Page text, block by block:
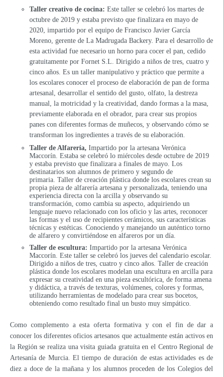
Taller creativo de cocina: Este taller se celebró los martes de
octubre de 2019 y estaba previsto que finalizara en mayo de
2020, impartido por el equipo de Francisco Javier García
Moreno, gerente de La Madrugada Backery. Para el desarrollo de
esta actividad fue necesario un horno para cocer el pan, cedido
gratuitamente por Fornet S.L. Dirigido a niños de tres, cuatro y
cinco años. Es un taller manipulativo y práctico que permite a
los escolares conocer el proceso de elaboración de pan de forma
artesanal, desarrollar el sentido del gusto, olfato, la destreza
manual, la motricidad y la creatividad, dando formas a la masa,
previamente elaborada en el obrador, para crear sus propios
panes con diferentes formas de muñecos, y observando cómo se
transforman los ingredientes a través de su elaboración.
Taller de Alfarería, Impartido por la artesana Verónica
Maccorín. Estaba se celebró lo miércoles desde octubre de 2019
y estaba previsto que finalizara a finales de mayo. Los
destinatarios son alumnos de primero y segundo de
primaria. Taller de creación plástica donde los escolares crean su
propia pieza de alfarería artesana y personalizada, teniendo una
experiencia directa con la arcilla y observando su
transformación, como cambia su aspecto, adquiriendo un
lenguaje nuevo relacionado con los oficio y las artes, reconocer
las formas y el uso de recipientes cerámicos, sus características
técnicas y estéticas. Conociendo y manejando un auténtico torno
de alfarero y convirtiéndose en alfareros por un día.
Taller de escultura: Impartido por la artesana Verónica
Maccorín. Este taller se celebró los jueves del calendario escolar.
Dirigido a niños de tres, cuatro y cinco años. Taller de creación
plástica donde los escolares modelan una escultura en arcilla para
expresar su creatividad en una pieza escultórica, de forma amena
y didáctica, a través de texturas, volúmenes, colores y formas,
utilizando herramientas de modelado para crear sus bocetos,
obteniendo como resultado final un busto muy simpático.
Como complemento a esta oferta formativa y con el fin de dar a
conocer los diferentes oficios artesanos que actualmente están activos en
la Región se realiza una visita guiada gratuita en el Centro Regional de
Artesanía de Murcia. El tiempo de duración de estas actividades es de
diez a doce de la mañana y los alumnos proceden de los Colegios del